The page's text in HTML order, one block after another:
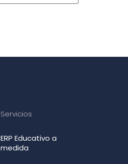
Servicios
ERP Educativo a
medida